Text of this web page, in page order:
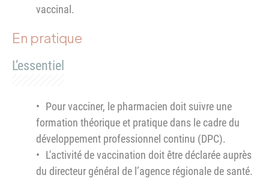
vaccinal.
En pratique
L’essentiel
Pour vacciner, le pharmacien doit suivre une
formation théorique et pratique dans le cadre du
développement professionnel continu (DPC).
L'activité de vaccination doit être déclarée auprès
du directeur général de l’agence régionale de santé.